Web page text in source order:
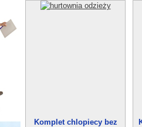
Komplet chlopiecy bez